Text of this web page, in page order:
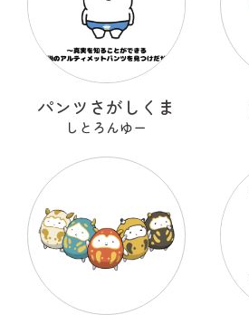
パンツさがしくま
しとろんゆー